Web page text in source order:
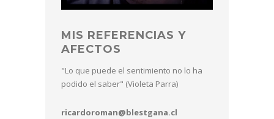
MIS REFERENCIAS Y
AFECTOS
"Lo que puede el sentimiento no lo ha
podido el saber" (Violeta Parra)
ricardoroman@blestgana.cl